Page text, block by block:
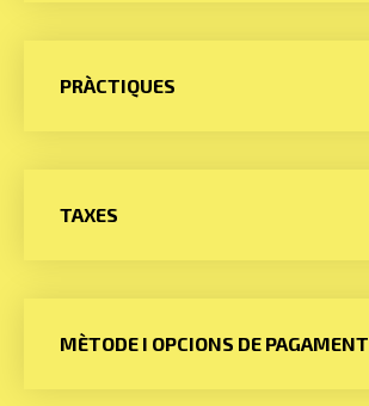
PRÀCTIQUES
TAXES
MÈTODE I OPCIONS DE PAGAMENT